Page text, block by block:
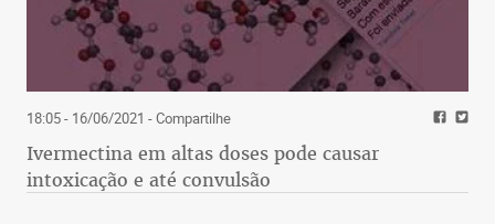
18:05 - 16/06/2021 - Compartilhe
Ivermectina em altas doses pode causar
intoxicação e até convulsão